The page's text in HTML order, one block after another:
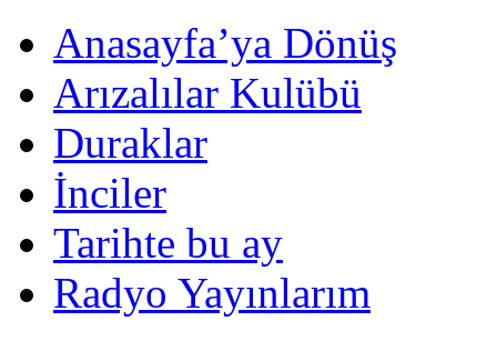
Anasayfa’ya Dönüş
Arızalılar Kulübü
Duraklar
İnciler
Tarihte bu ay
Radyo Yayınlarım